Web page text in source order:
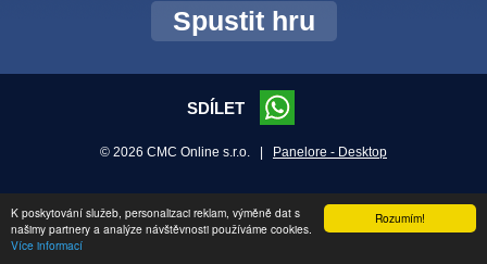
Rozumím!
K poskytování služeb, personalizaci reklam, výměně dat s
našimy partnery a analýze návštěvnosti používáme cookies.
Více informací
Spustit hru
SDÍLET
© 2026 CMC Online s.r.o. | Panelore - Desktop